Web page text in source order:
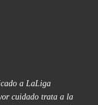
a LaLiga
cuidado trata a la